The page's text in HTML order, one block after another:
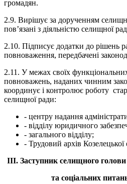
громадян.
2.9. Вирішує за дорученням
пов’язані з діяльністю селищної
2.10. Підписує додатки до рішень
повноваження, передбачені
2.11. У межах своїх
повноважень, наданих чинним
координує і контролює роботу
селищної ради:
- центру надання
- відділу юридичного
- загального відділу;
- Трудовий архів
ІІІ. Заступник селищного
та соціальних